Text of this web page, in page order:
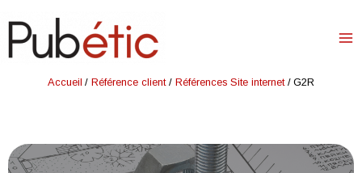
au
contenu
Accueil Référence client Références Site internet G2R